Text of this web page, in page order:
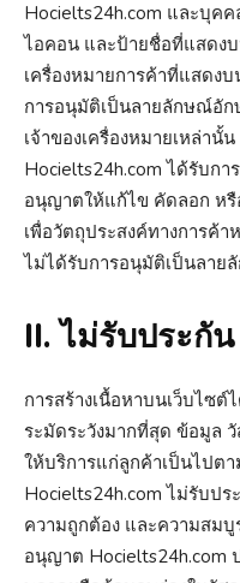
Hocielts24h.com และบุคค
ไอคอน และป้ายชื่อที่แสดง
เครื่องหมายการค้าที่แสดง
การอนุมัติเป็นลายลักษณ์อัก
เจ้าของเครื่องหมายเหล่านั้
Hocielts24h.com ได้รับก
อนุญาตให้แก้ไข คัดลอก หรื
เพื่อวัตถุประสงค์ทางการค้
ไม่ได้รับการอนุมัติเป็นลาย
II. ไม่รับประกัน
การสร้างเนื้อหาบนเว็บไซ
ระมัดระวังมากที่สุด ข้อมูล
ให้บริการแก่ลูกค้าเป็นไปต
Hocielts24h.com ไม่รับป
ความถูกต้อง และความสม
อนุญาต Hocielts24h.com